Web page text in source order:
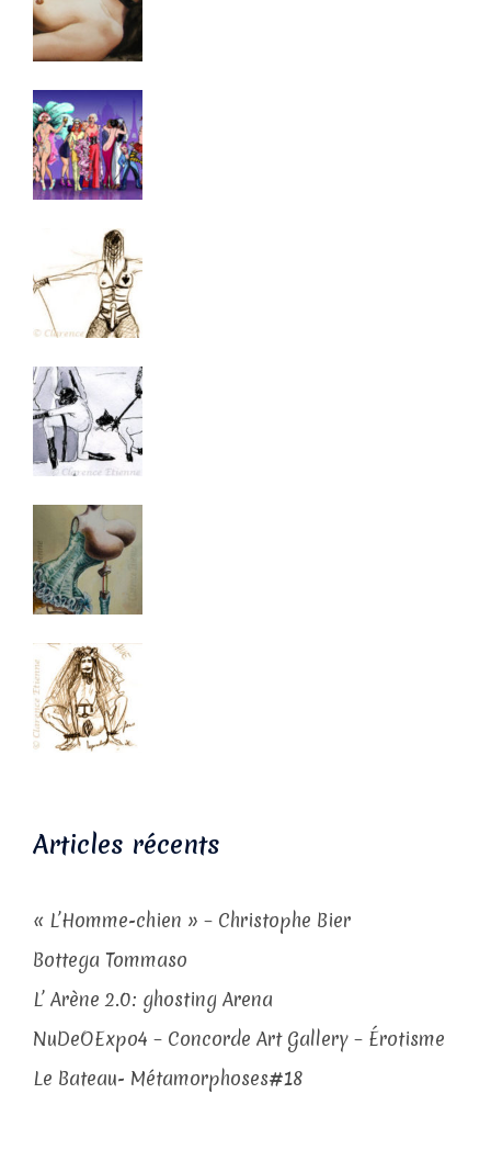
Articles récents
« L’Homme-chien » – Christophe Bier
Bottega Tommaso
L’ Arène 2.0: ghosting Arena
NuDeOExpo4 – Concorde Art Gallery – Érotisme
Le Bateau- Métamorphoses#18